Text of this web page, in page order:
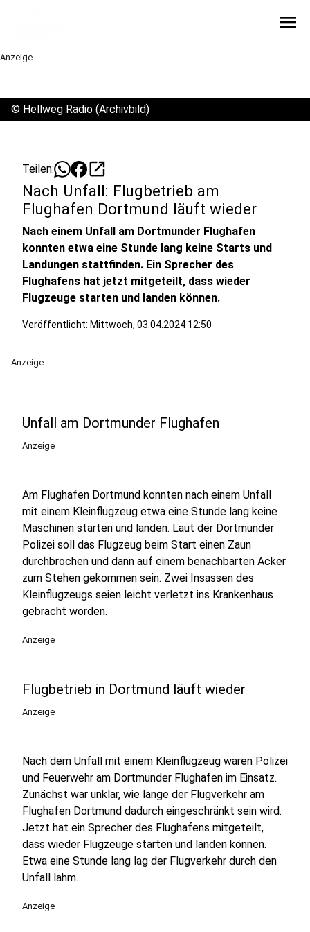
menu
Anzeige
© Hellweg Radio (Archivbild)
Teilen: open_in_new
Nach Unfall: Flugbetrieb am
Flughafen Dortmund läuft wieder
Nach einem Unfall am Dortmunder Flughafen
konnten etwa eine Stunde lang keine Starts und
Landungen stattfinden. Ein Sprecher des
Flughafens hat jetzt mitgeteilt, dass wieder
Flugzeuge starten und landen können.
Veröffentlicht: Mittwoch, 03.04.2024 12:50
Anzeige
Unfall am Dortmunder Flughafen
Anzeige
Am Flughafen Dortmund konnten nach einem Unfall
mit einem Kleinflugzeug etwa eine Stunde lang keine
Maschinen starten und landen. Laut der Dortmunder
Polizei soll das Flugzeug beim Start einen Zaun
durchbrochen und dann auf einem benachbarten Acker
zum Stehen gekommen sein. Zwei Insassen des
Kleinflugzeugs seien leicht verletzt ins Krankenhaus
gebracht worden.
Anzeige
Flugbetrieb in Dortmund läuft wieder
Anzeige
Nach dem Unfall mit einem Kleinflugzeug waren Polizei
und Feuerwehr am Dortmunder Flughafen im Einsatz.
Zunächst war unklar, wie lange der Flugverkehr am
Flughafen Dortmund dadurch eingeschränkt sein wird.
Jetzt hat ein Sprecher des Flughafens mitgeteilt,
dass wieder Flugzeuge starten und landen können.
Etwa eine Stunde lang lag der Flugverkehr durch den
Unfall lahm.
Anzeige